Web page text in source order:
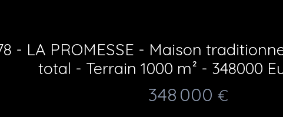
- LA PROMESSE - Maison
total - Terrain 1000 m² - 348000
348 000 €